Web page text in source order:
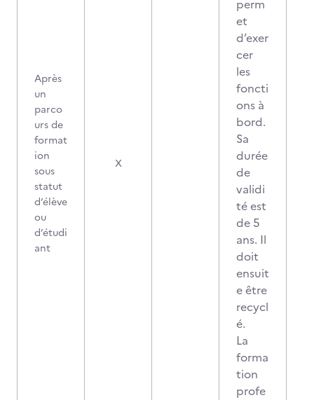
Après
un
parco
urs de
format
ion
sous
statut
d’élève
ou
d’étudi
ant
X
perm
et
d’exer
cer
les
foncti
ons à
bord.
Sa
durée
de
validi
té est
de 5
ans. Il
doit
ensuit
e être
recycl
é.
La
forma
tion
profe